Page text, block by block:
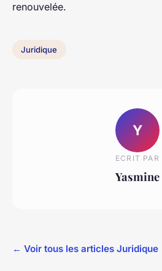
renouvelée.
Juridique
Y
ECRIT PAR
Yasmine
← Voir tous les articles Juridique